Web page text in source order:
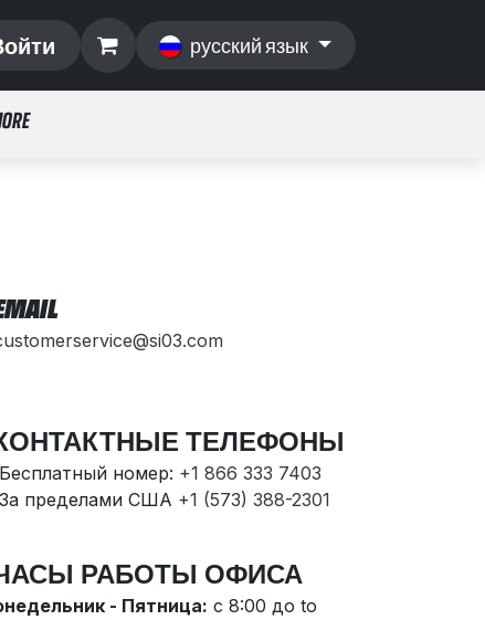
русский язык
РАБОТЫ ОФИСА
- Пятница: c 8:00 до to
ТЕЛЕФОНЫ
Бесплатный номер: +1 866 333 7403
За пределами США +1 (573) 388-2301